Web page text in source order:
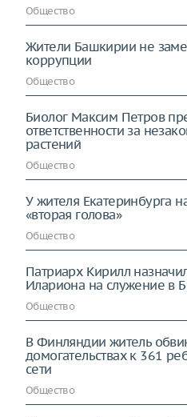
Общество
Жители Башкирии не
коррупции
Общество
Биолог Максим Петров
ответственности за
растений
Общество
У жителя Екатеринбурга
«вторая голова»
Общество
Патриарх Кирилл
Илариона на служение в
Общество
В Финляндии житель
домогательствах к 361
сети
Общество